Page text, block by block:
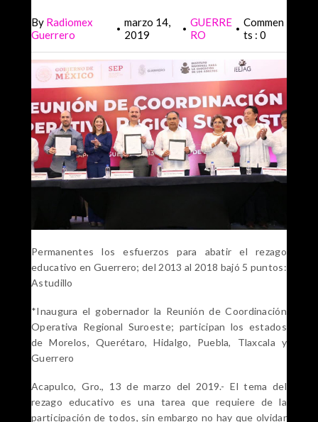
By Radiomex
Guerrero
• marzo 14,
2019
• GUERRE
RO
• Commen
ts : 0
Permanentes los esfuerzos para abatir el rezago
educativo en Guerrero; del 2013 al 2018 bajó 5 puntos:
Astudillo
*Inaugura el gobernador la Reunión de Coordinación
Operativa Regional Suroeste; participan los estados
de Morelos, Querétaro, Hidalgo, Puebla, Tlaxcala y
Guerrero
Acapulco, Gro., 13 de marzo del 2019.- El tema del
rezago educativo es una tarea que requiere de la
participación de todos, sin embargo no hay que olvidar